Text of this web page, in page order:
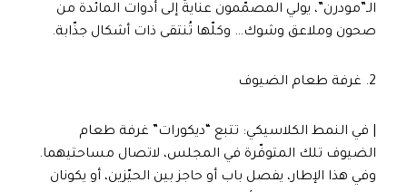
الـ”مودرن”، يولي المصمّمون عنايةً إلى أدوات المائدة من
صحون وملاعق وشوك… وكلّها تُنتقى ذات أشكال جذّابة.
2. غرفة طعام الضيوف
| في النمط الكلاسيكي: تتبع “ديكورات” غرفة طعام
الضيوف تلك المتوفّرة في المجلس، لاتصال مساحتيهما.
وفي هذا الإطار، يفصل باب أو حاجز بين الحيّزين، أو يكونان